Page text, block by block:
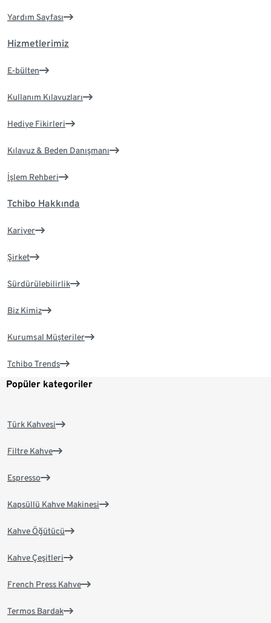
Yardım Sayfası
Hizmetlerimiz
E-bülten
Kullanım Kılavuzları
Hediye Fikirleri
Kılavuz & Beden Danışmanı
İşlem Rehberi
Tchibo Hakkında
Kariyer
Şirket
Sürdürülebilirlik
Biz Kimiz
Kurumsal Müşteriler
Tchibo Trends
Popüler kategoriler
Türk Kahvesi
Filtre Kahve
Espresso
Kapsüllü Kahve Makinesi
Kahve Öğütücü
Kahve Çeşitleri
French Press Kahve
Termos Bardak